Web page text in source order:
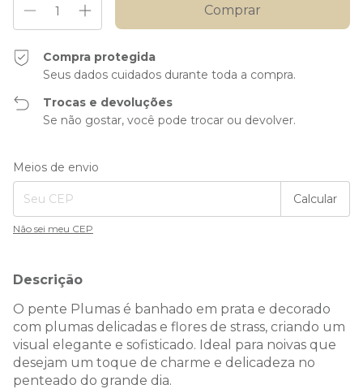
Compra protegida
Seus dados cuidados durante toda a compra.
Trocas e devoluções
Se não gostar, você pode trocar ou devolver.
Entregas para o CEP:
Meios de envio
Calcular
Não sei meu CEP
Descrição
O pente Plumas é banhado em prata e decorado
com plumas delicadas e flores de strass, criando um
visual elegante e sofisticado. Ideal para noivas que
desejam um toque de charme e delicadeza no
penteado do grande dia.